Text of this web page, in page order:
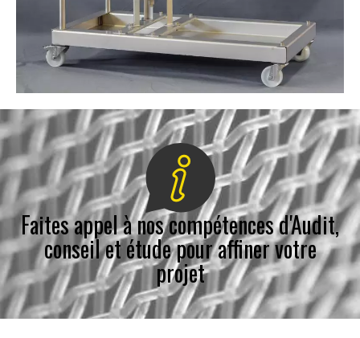
Faites appel à nos compétences d'Audit,
conseil et étude pour affiner votre
projet